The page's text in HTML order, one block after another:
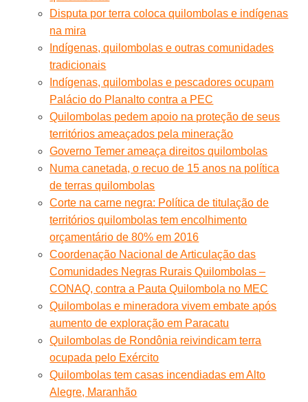
Disputa por terra coloca quilombolas e indígenas
na mira
Indígenas, quilombolas e outras comunidades
tradicionais
Indígenas, quilombolas e pescadores ocupam
Palácio do Planalto contra a PEC
Quilombolas pedem apoio na proteção de seus
territórios ameaçados pela mineração
Governo Temer ameaça direitos quilombolas
Numa canetada, o recuo de 15 anos na política
de terras quilombolas
Corte na carne negra: Política de titulação de
territórios quilombolas tem encolhimento
orçamentário de 80% em 2016
Coordenação Nacional de Articulação das
Comunidades Negras Rurais Quilombolas –
CONAQ, contra a Pauta Quilombola no MEC
Quilombolas e mineradora vivem embate após
aumento de exploração em Paracatu
Quilombolas de Rondônia reivindicam terra
ocupada pelo Exército
Quilombolas tem casas incendiadas em Alto
Alegre, Maranhão